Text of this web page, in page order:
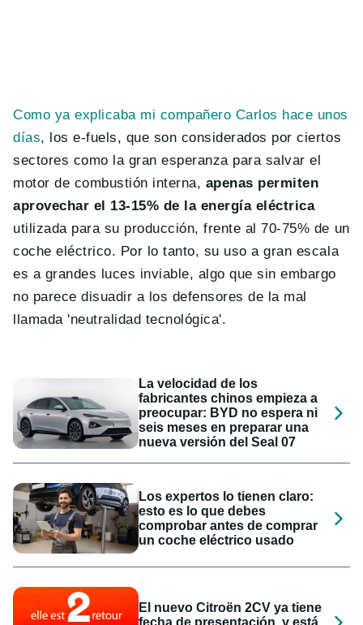
Como ya explicaba mi compañero Carlos hace unos
días, los e-fuels, que son considerados por ciertos
sectores como la gran esperanza para salvar el
motor de combustión interna, apenas permiten
aprovechar el 13-15% de la energía eléctrica
utilizada para su producción, frente al 70-75% de un
coche eléctrico. Por lo tanto, su uso a gran escala
es a grandes luces inviable, algo que sin embargo
no parece disuadir a los defensores de la mal
llamada 'neutralidad tecnológica'.
La velocidad de los
fabricantes chinos empieza a
preocupar: BYD no espera ni
seis meses en preparar una
nueva versión del Seal 07
Los expertos lo tienen claro:
esto es lo que debes
comprobar antes de comprar
un coche eléctrico usado
El nuevo Citroën 2CV ya tiene
fecha de presentación, y está